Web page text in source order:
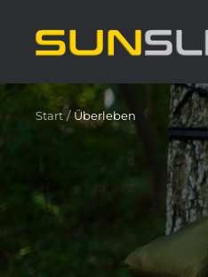
Inhalt
Discover
our
phone
charger,
portable
solar
Start Überleben